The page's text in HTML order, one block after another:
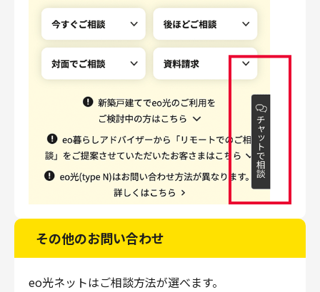
その他のお問い合わせ
eo光ネットはご相談方法が選べます。